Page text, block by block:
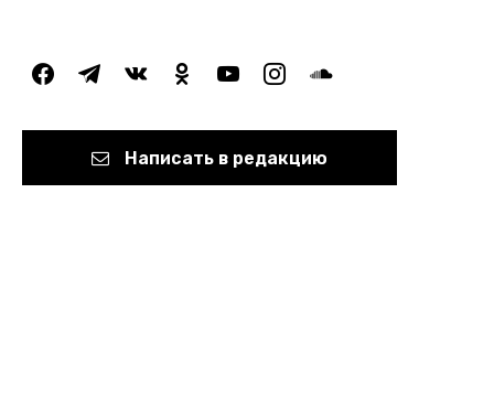
facebooktelegramvkontakteodnoklassniki
youtubeinstagramsoundcloud
Написать в редакцию